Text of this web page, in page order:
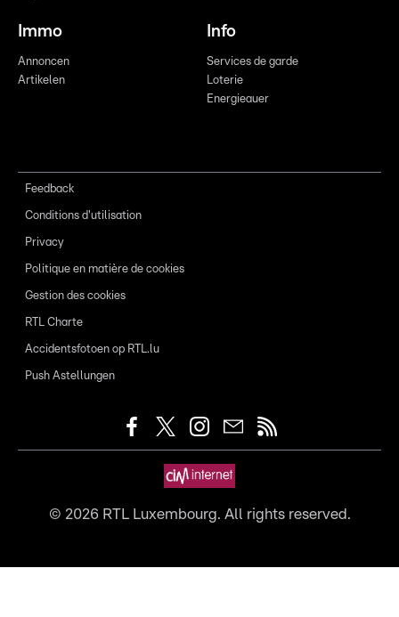
Immo
Annoncen
Artikelen
Info
Services de garde
Loterie
Energieauer
Feedback
Conditions d'utilisation
Privacy
Politique en matière de cookies
Gestion des cookies
RTL Charte
Accidentsfotoen op RTL.lu
Push Astellungen
© 2026RTL Luxembourg. All rights reserved.